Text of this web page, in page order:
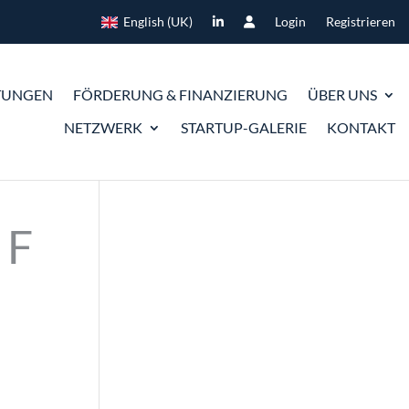
English (UK) Login Registrieren
FÖRDERUNG & FINANZIERUNG
ÜBER UNS
NETZWERK
STARTUP-GALERIE KONTAKT